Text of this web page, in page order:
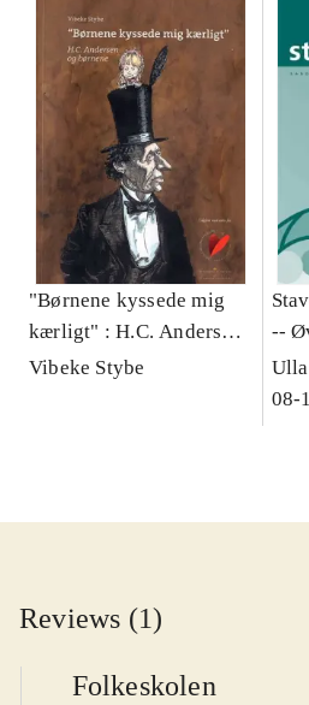
"Børnene kyssede mig
kærligt" : H.C. Andersen
og børnene
Vibeke Stybe
--
A-I
08-
Reviews (1)
Folkeskolen